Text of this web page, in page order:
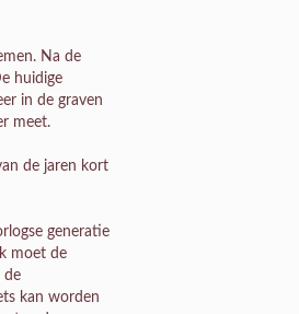
Na de
huidige
in de graven
meet.
de jaren kort
generatie
moet de
de
kan worden